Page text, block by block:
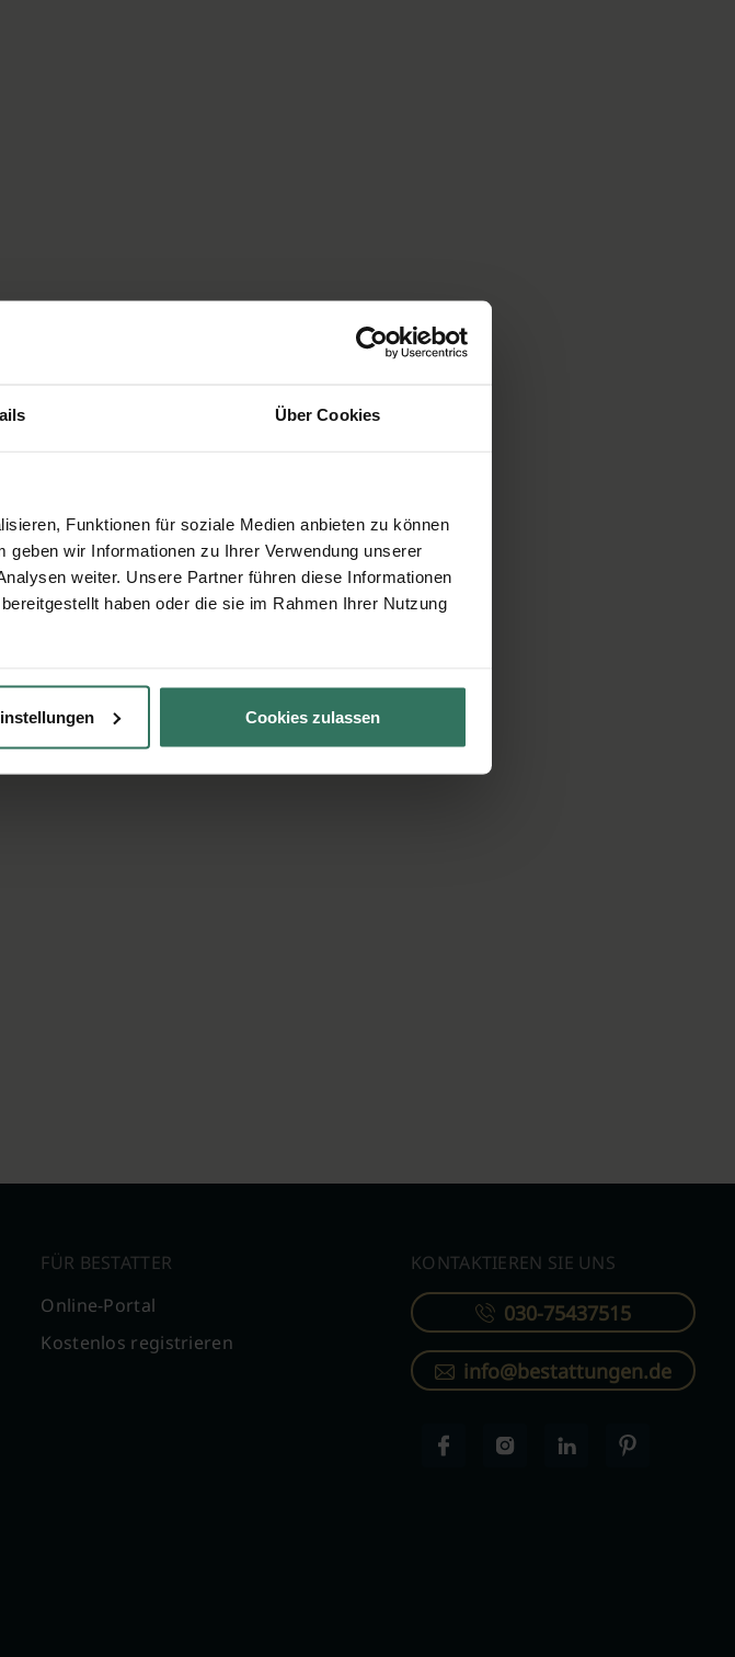
Über Cookies
Funktionen für soziale Medien anbieten zu können
wir Informationen zu Ihrer Verwendung unserer
weiter. Unsere Partner führen diese Informationen
haben oder die sie im Rahmen Ihrer Nutzung
Cookies zulassen
FÜR BESTATTER
Online-Portal
Kostenlos registrieren
KONTAKTIEREN SIE UNS
030-75437515
info@bestattungen.de